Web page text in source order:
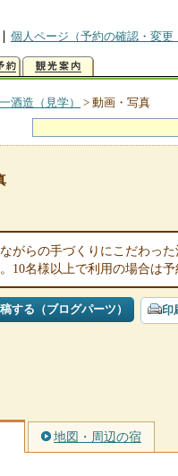
個人ページ（予約の確認・変更
酒造（見学） > 動画・写真
がらの手づくりにこだわっ
10名様以上で利用の場合は予
する（ブログパーツ） 印
地図・周辺の宿